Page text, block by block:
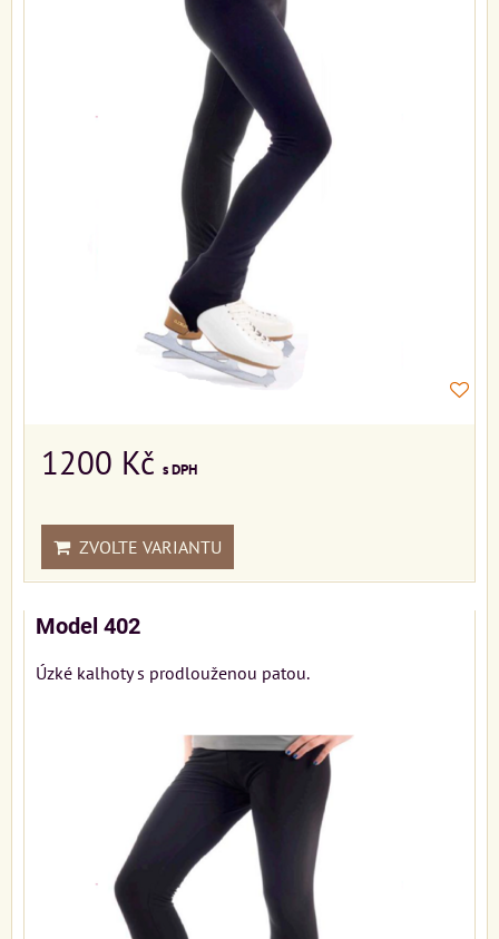
1200 Kč s DPH
ZVOLTE VARIANTU
Model 402
Úzké kalhoty s prodlouženou patou.